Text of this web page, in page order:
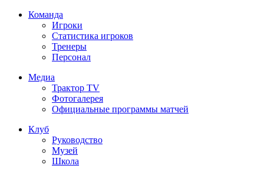
Команда
Игроки
Статистика игроков
Тренеры
Персонал
Медиа
Трактор TV
Фотогалерея
Официальные программы матчей
Клуб
Руководство
Музей
Школа